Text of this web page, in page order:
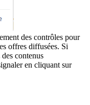
des contrôles pour
offres diffusées. Si
contenus
en cliquant sur